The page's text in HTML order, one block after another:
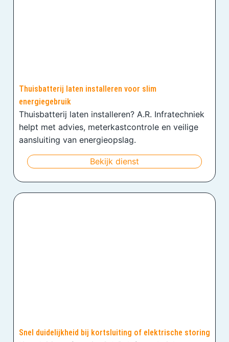
Thuisbatterij laten installeren voor slim
energiegebruik
Thuisbatterij laten installeren? A.R. Infratechniek
helpt met advies, meterkastcontrole en veilige
aansluiting van energieopslag.
Bekijk dienst
Snel duidelijkheid bij kortsluiting of elektrische storing